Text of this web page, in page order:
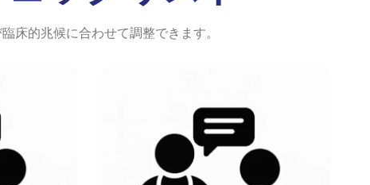
床的兆候に合わせて調整できます。